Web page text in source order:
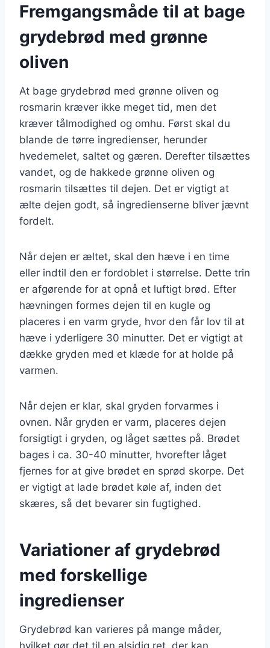
Fremgangsmåde til at bage
grydebrød med grønne
oliven
At bage grydebrød med grønne oliven og
rosmarin kræver ikke meget tid, men det
kræver tålmodighed og omhu. Først skal du
blande de tørre ingredienser, herunder
hvedemelet, saltet og gæren. Derefter tilsættes
vandet, og de hakkede grønne oliven og
rosmarin tilsættes til dejen. Det er vigtigt at
ælte dejen godt, så ingredienserne bliver jævnt
fordelt.
Når dejen er æltet, skal den hæve i en time
eller indtil den er fordoblet i størrelse. Dette trin
er afgørende for at opnå et luftigt brød. Efter
hævningen formes dejen til en kugle og
placeres i en varm gryde, hvor den får lov til at
hæve i yderligere 30 minutter. Det er vigtigt at
dække gryden med et klæde for at holde på
varmen.
Når dejen er klar, skal gryden forvarmes i
ovnen. Når gryden er varm, placeres dejen
forsigtigt i gryden, og låget sættes på. Brødet
bages i ca. 30-40 minutter, hvorefter låget
fjernes for at give brødet en sprød skorpe. Det
er vigtigt at lade brødet køle af, inden det
skæres, så det bevarer sin fugtighed.
Variationer af grydebrød
med forskellige
ingredienser
Grydebrød kan varieres på mange måder,
hvilket gør det til en alsidig ret, der kan